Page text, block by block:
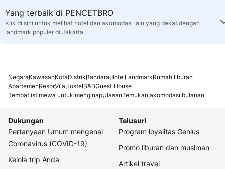
Yang terbaik di PENCETBRO
Klik di sini untuk melihat hotel dan akomodasi lain yang dekat dengan
landmark populer di Jakarta
NegaraKawasanKotaDistrikBandaraHotelLandmarkRumah liburan
ApartemenResorVilaHostelB&BGuest House
Tempat istimewa untuk menginapUlasanTemukan akomodasi bulanan
Dukungan
Pertanyaan Umum mengenai
Coronavirus (COVID-19)
Kelola trip Anda
Telusuri
Program loyalitas Genius
Promo liburan dan musiman
Artikel travel